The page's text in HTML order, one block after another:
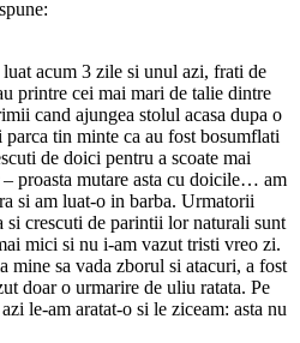
spune:
acum 3 zile si unul azi, frati de
printre cei mai mari de talie dintre
cand ajungea stolul acasa dupa o
tin minte ca au fost bosumflati
de doici pentru a scoate mai
proasta mutare asta cu doicile… am
si am luat-o in barba. Urmatorii
si crescuti de parintii lor naturali sunt
mici si nu i-am vazut tristi vreo zi.
mine sa vada zborul si atacuri, a fost
doar o urmarire de uliu ratata. Pe
le-am aratat-o si le ziceam: asta nu